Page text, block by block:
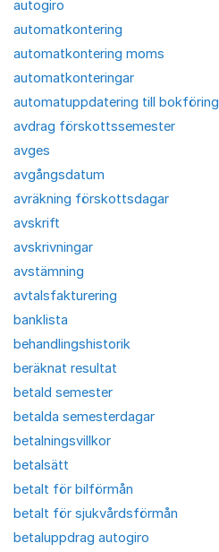
autogiro
automatkontering
automatkontering moms
automatkonteringar
automatuppdatering till bokföring
avdrag förskottssemester
avges
avgångsdatum
avräkning förskottsdagar
avskrift
avskrivningar
avstämning
avtalsfakturering
banklista
behandlingshistorik
beräknat resultat
betald semester
betalda semesterdagar
betalningsvillkor
betalsätt
betalt för bilförmån
betalt för sjukvårdsförmån
betaluppdrag autogiro